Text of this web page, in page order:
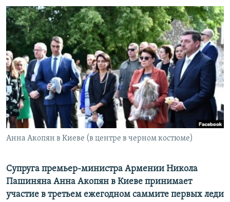
АРХИВ
Հայերեն
English
Русский
Все сайты Радио Азатутюн
Анна Акопян в Киеве (в центре в черном костюме)
Супруга премьер-министра Армении Никола
Пашиняна Анна Акопян в Киеве принимает
участие в третьем ежегодном саммите первых леди